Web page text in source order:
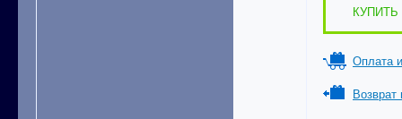
КУПИТЬ
Оплата
Возврат